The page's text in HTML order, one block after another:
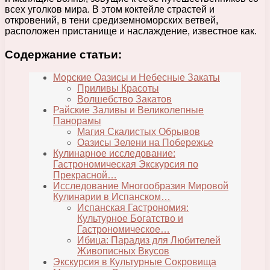
всех уголков мира. В этом коктейле страстей и
откровений, в тени средиземноморских ветвей,
расположен пристанище и наслаждение, известное как.
Содержание статьи:
Морские Оазисы и Небесные Закаты
Приливы Красоты
Волшебство Закатов
Райские Заливы и Великолепные
Панорамы
Магия Скалистых Обрывов
Оазисы Зелени на Побережье
Кулинарное исследование:
Гастрономическая Экскурсия по
Прекрасной…
Исследование Многообразия Мировой
Кулинарии в Испанском…
Испанская Гастрономия:
Культурное Богатство и
Гастрономическое…
Ибица: Парадиз для Любителей
Живописных Вкусов
Экскурсия в Культурные Сокровища